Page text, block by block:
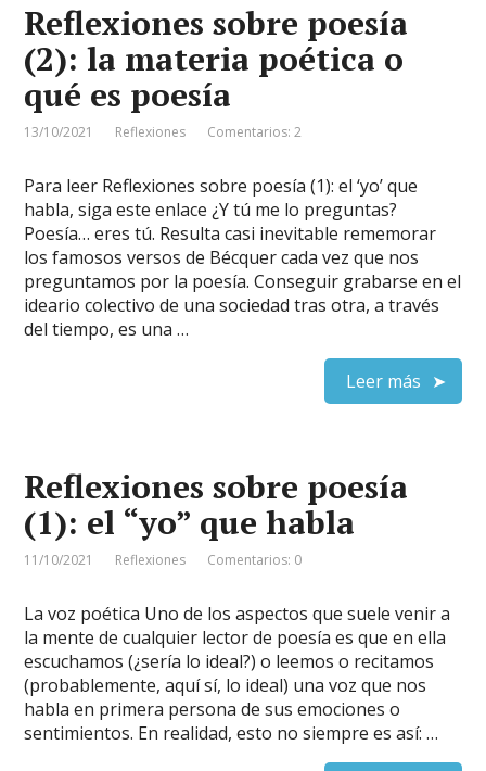
Reflexiones sobre poesía
(2): la materia poética o
qué es poesía
13/10/2021 Reflexiones Comentarios: 2
Para leer Reflexiones sobre poesía (1): el ‘yo’ que
habla, siga este enlace ¿Y tú me lo preguntas?
Poesía… eres tú. Resulta casi inevitable rememorar
los famosos versos de Bécquer cada vez que nos
preguntamos por la poesía. Conseguir grabarse en el
ideario colectivo de una sociedad tras otra, a través
del tiempo, es una …
Leer más
Reflexiones sobre poesía
(1): el “yo” que habla
11/10/2021 Reflexiones Comentarios: 0
La voz poética Uno de los aspectos que suele venir a
la mente de cualquier lector de poesía es que en ella
escuchamos (¿sería lo ideal?) o leemos o recitamos
(probablemente, aquí sí, lo ideal) una voz que nos
habla en primera persona de sus emociones o
sentimientos. En realidad, esto no siempre es así: …